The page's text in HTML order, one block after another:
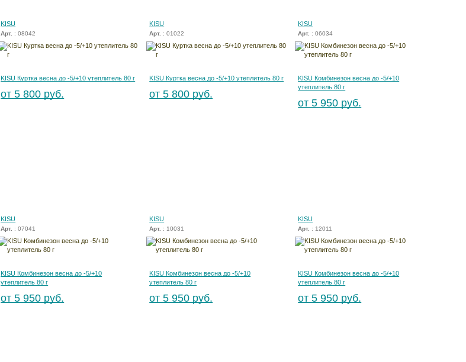
KISU
Арт. : 08042
KISU Куртка весна до -5/+10 утеплитель 80 г
от 5 800 руб.
KISU
Арт. : 01022
KISU Куртка весна до -5/+10 утеплитель 80 г
от 5 800 руб.
KISU
Арт. : 06034
KISU Комбинезон весна до -5/+10
утеплитель 80 г
от 5 950 руб.
KISU
Арт. : 07041
KISU Комбинезон весна до -5/+10
утеплитель 80 г
от 5 950 руб.
KISU
Арт. : 10031
KISU Комбинезон весна до -5/+10
утеплитель 80 г
от 5 950 руб.
KISU
Арт. : 12011
KISU Комбинезон весна до -5/+10
утеплитель 80 г
от 5 950 руб.